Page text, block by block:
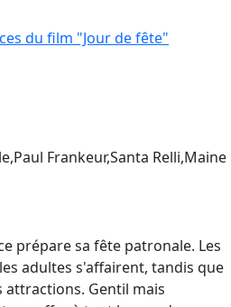
du film "Jour de fête"
Frankeur,Santa Relli,Maine
prépare sa fête patronale. Les
adultes s'affairent, tandis que
Gentil mais